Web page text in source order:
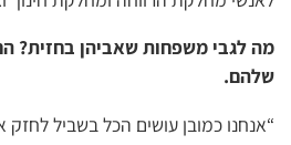
מה לגבי משפחות שאביהן בחזית?
שלהם.
“אנחנו כמובן עושים הכל בשביל